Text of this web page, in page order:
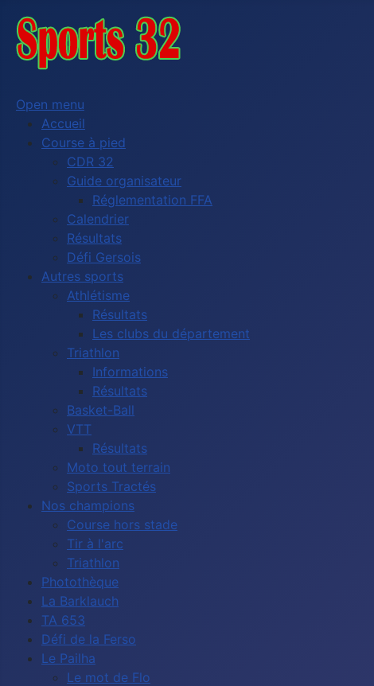
Open menu
Accueil
Course à pied
CDR 32
Guide organisateur
Réglementation FFA
Calendrier
Résultats
Défi Gersois
Autres sports
Athlétisme
Résultats
Les clubs du département
Triathlon
Informations
Résultats
Basket-Ball
VTT
Résultats
Moto tout terrain
Sports Tractés
Nos champions
Course hors stade
Tir à l'arc
Triathlon
Photothèque
La Barklauch
TA 653
Défi de la Ferso
Le Pailha
Le mot de Flo